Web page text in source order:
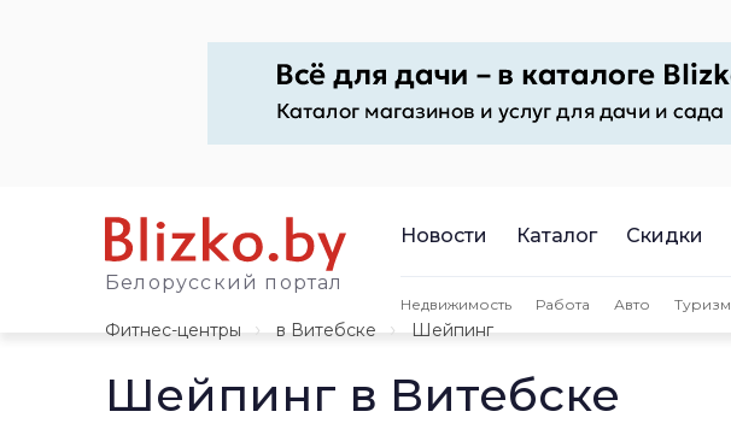
Белорусский портал
Новости Каталог Скидки
Недвижимость Работа Авто Туризм
Фитнес-центры
в Витебске Шейпинг
Шейпинг в Витебске